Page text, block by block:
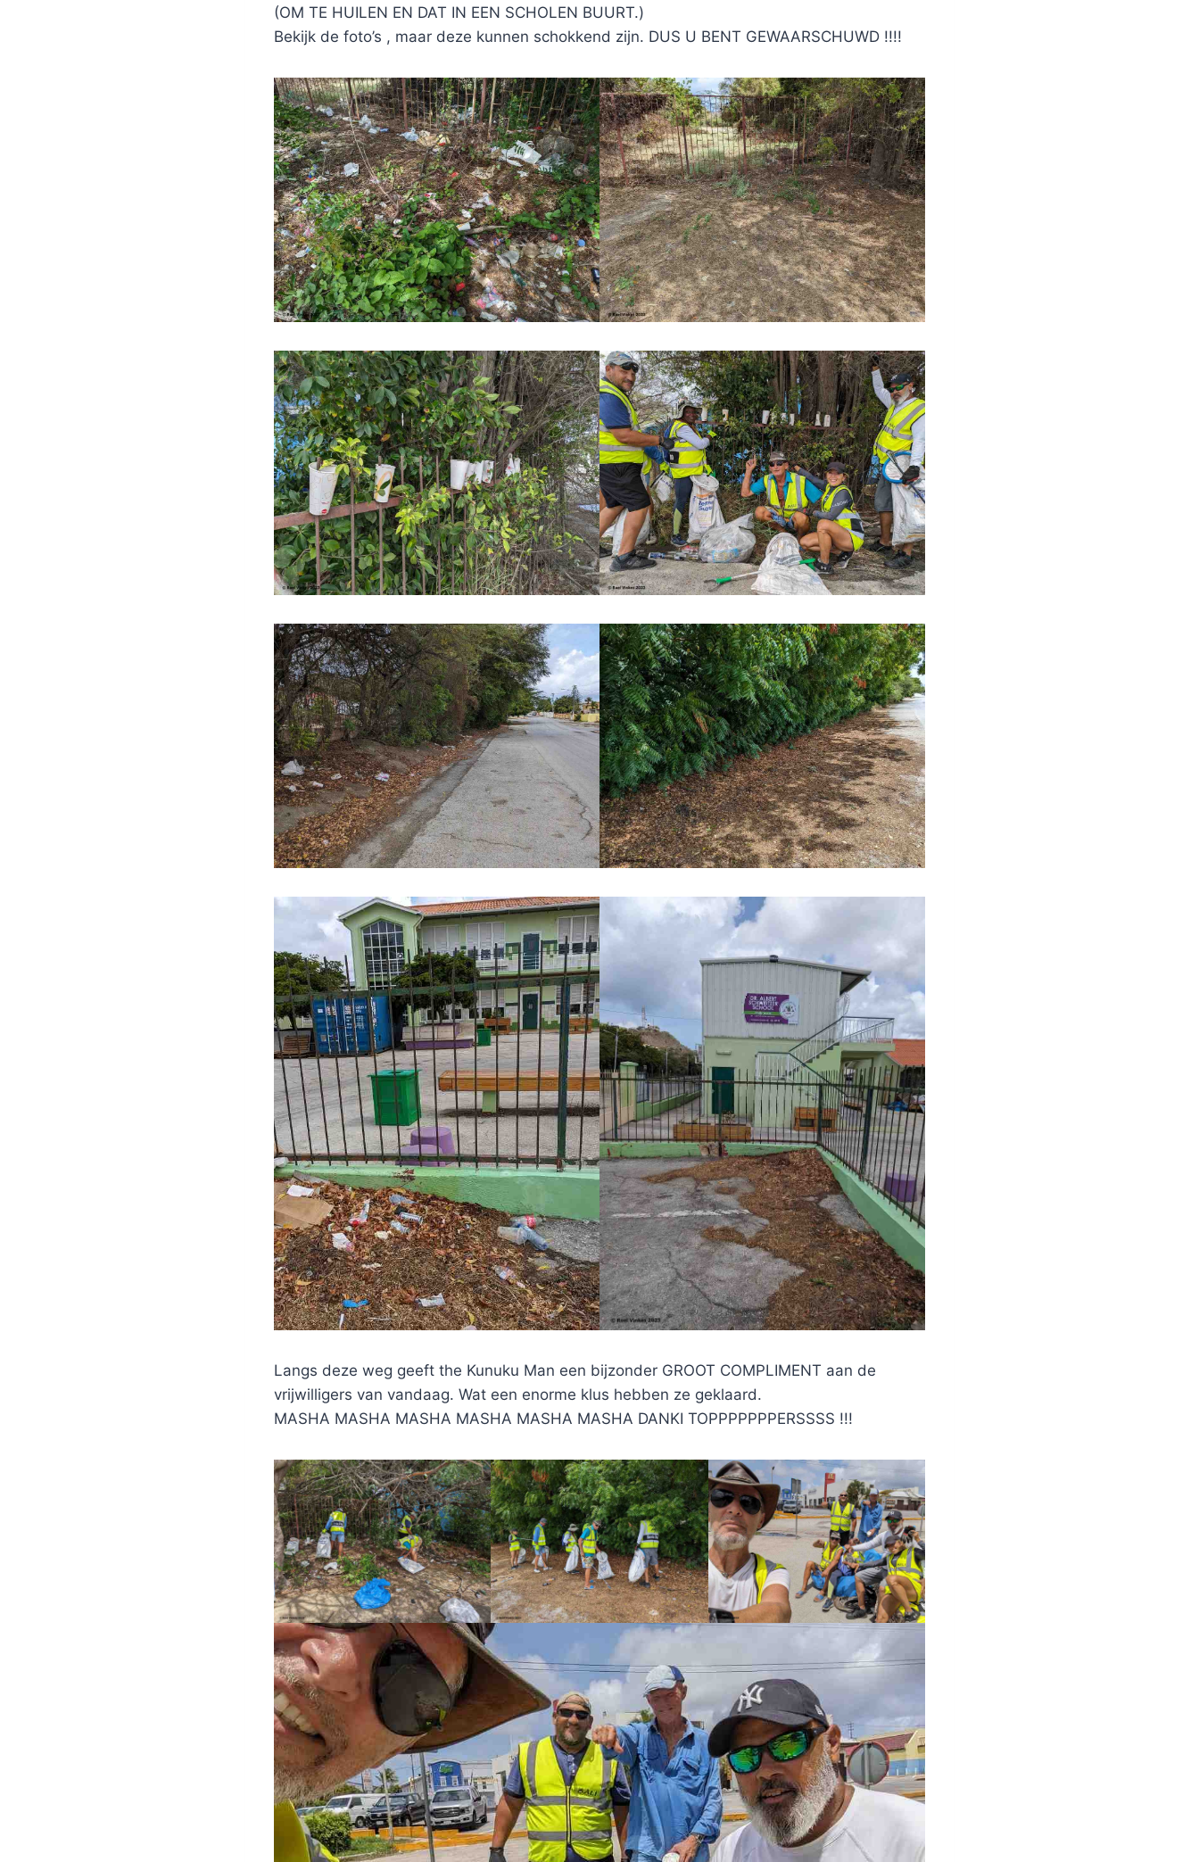
(OM TE HUILEN EN DAT IN EEN SCHOLEN BUURT.)
Bekijk de foto’s , maar deze kunnen schokkend zijn. DUS U BENT GEWAARSCHUWD !!!!
Langs deze weg geeft the Kunuku Man een bijzonder GROOT COMPLIMENT aan de
vrijwilligers van vandaag. Wat een enorme klus hebben ze geklaard.
MASHA MASHA MASHA MASHA MASHA MASHA DANKI TOPPPPPPPERSSSS !!!